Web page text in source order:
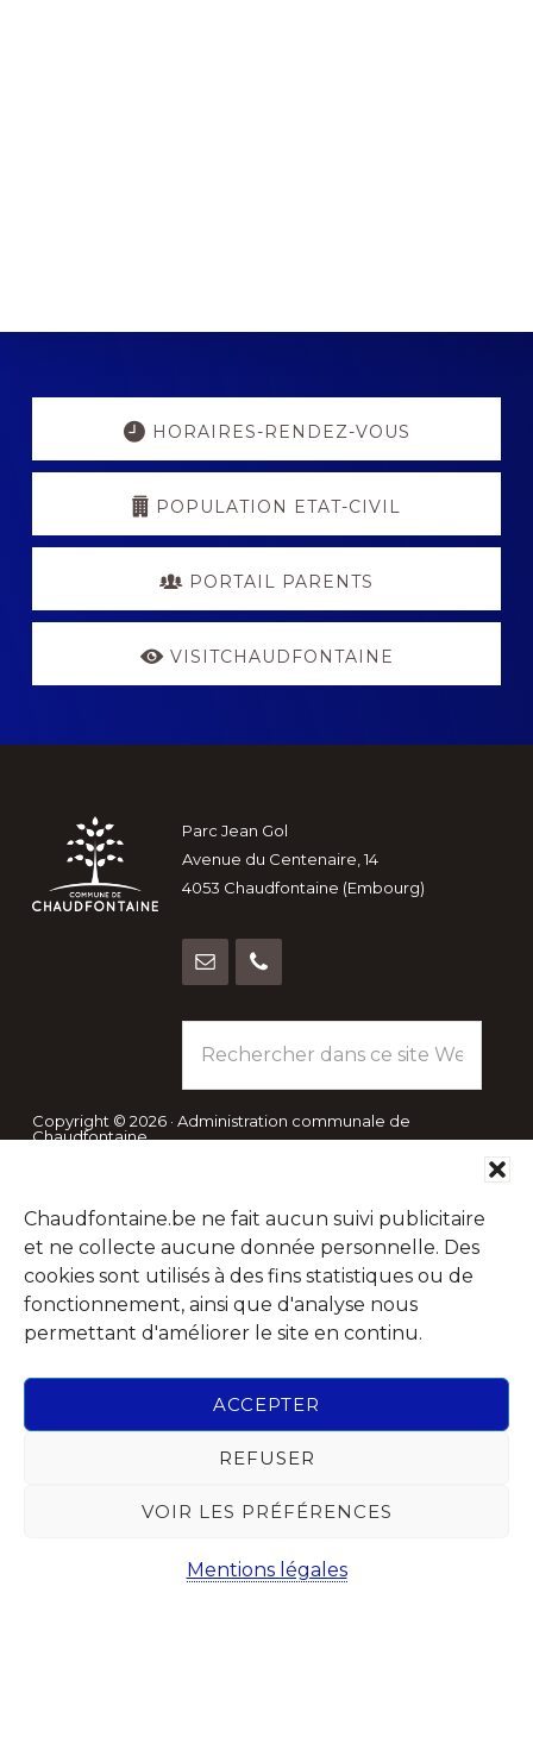
Chaudfontaine.be ne fait aucun suivi publicitaire
et ne collecte aucune donnée personnelle. Des
cookies sont utilisés à des fins statistiques ou de
fonctionnement, ainsi que d'analyse nous
permettant d'améliorer le site en continu.
ACCEPTER
REFUSER
VOIR LES PRÉFÉRENCES
Mentions légales
Explore
HORAIRES-RENDEZ-VOUS
POPULATION ETAT-CIVIL
PORTAIL PARENTS
VISITCHAUDFONTAINE
Footer
Parc Jean Gol
Avenue du Centenaire, 14
4053 Chaudfontaine (Embourg)
dans
ce
site
Copyright © 2026 · Administration communale de
Chaudfontaine
Abonnez-vous à notre Newsletter
Chaque mois, recevez l'essentiel de votre Commune pour
savoir tout ce qu'il se passe à Chaudfontaine.